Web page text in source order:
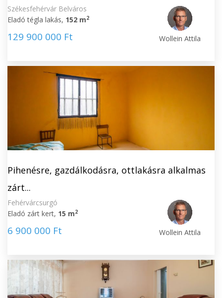
Székesfehérvár Belváros
Eladó tégla lakás, 152 m2
129 900 000 Ft Wollein Attila
Pihenésre, gazdálkodásra, ottlakásra alkalmas
zárt...
Fehérvárcsurgó
Eladó zárt kert, 15 m2
6 900 000 Ft Wollein Attila